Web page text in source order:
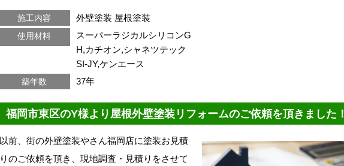
施工内容 外壁塗装 屋根塗装
使用材料
スーパーラジカルシリコンG
H,カチオン,シャネツテック
SI-JY,ケンエース
築年数 37年
福岡市東区のY様より屋根外壁塗装リフォームのご依頼を頂きました！
以前、街の外壁塗装やさん福岡店に塗装お見積
りのご依頼を頂き、現地調査・見積りをさせて